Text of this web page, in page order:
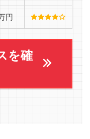
円
を確